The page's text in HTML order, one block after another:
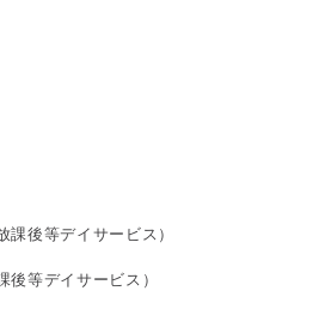
課後等デイサービス）
後等デイサービス）